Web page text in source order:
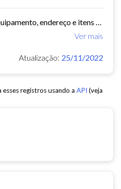
Ver mais
Atualização: 25/11/2022
registros usando a API (veja